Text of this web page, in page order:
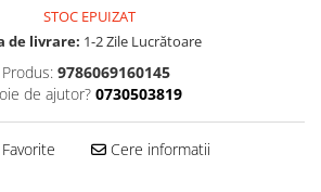
Tinerii
STOC EPUIZAT
de livrare: 1-2 Zile Lucrătoare
9786069160145
de ajutor? 0730503819
Cere informatii